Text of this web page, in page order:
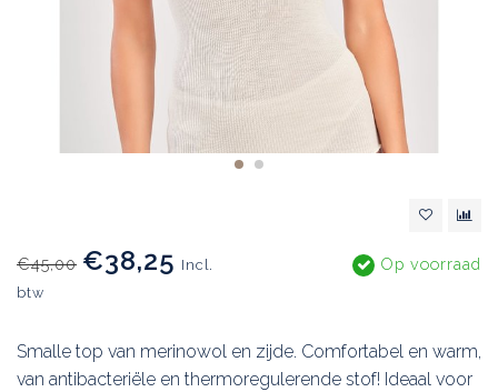
€45,00 €38,25 Incl.
btw
Op voorraad
Smalle top van merinowol en zijde. Comfortabel en warm,
van antibacteriële en thermoregulerende stof! Ideaal voor